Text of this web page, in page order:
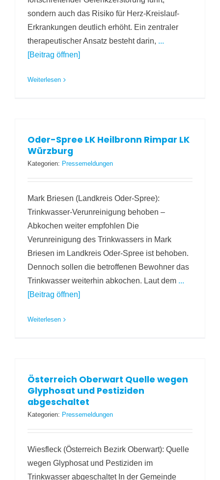
sondern auch das Risiko für Herz-Kreislauf-
Erkrankungen deutlich erhöht. Ein zentraler
therapeutischer Ansatz besteht darin, ...
[Beitrag öffnen]
Weiterlesen
Oder-Spree LK Heilbronn Rimpar LK
Würzburg
Kategorien: Pressemeldungen
Mark Briesen (Landkreis Oder-Spree):
Trinkwasser-Verunreinigung behoben –
Abkochen weiter empfohlen Die
Verunreinigung des Trinkwassers in Mark
Briesen im Landkreis Oder-Spree ist behoben.
Dennoch sollen die betroffenen Bewohner das
Trinkwasser weiterhin abkochen. Laut dem ...
[Beitrag öffnen]
Weiterlesen
Österreich Oberwart Quelle wegen
Glyphosat und Pestiziden
abgeschaltet
Kategorien: Pressemeldungen
Wiesfleck (Österreich Bezirk Oberwart): Quelle
wegen Glyphosat und Pestiziden im
Trinkwasser abgeschaltet In der Gemeinde